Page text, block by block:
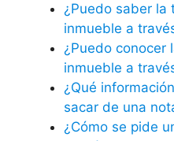
¿Puedo saber la
inmueble a
¿Puedo conocer
inmueble a
¿Qué
sacar de una
¿Cómo se pide